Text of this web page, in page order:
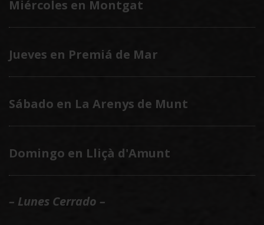
Miércoles en Montgat
Jueves en Premiá de Mar
Sábado en La Arenys de Munt
Domingo en Lliçà d'Amunt
– Lunes Cerrado –